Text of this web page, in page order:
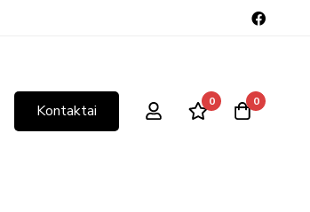
Kontaktai 0 0